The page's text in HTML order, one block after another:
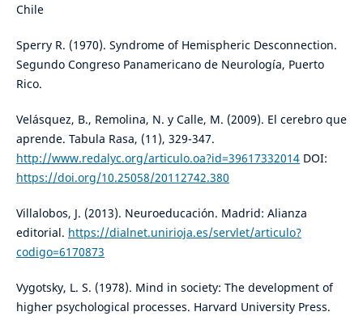
Chile
Sperry R. (1970). Syndrome of Hemispheric Desconnection.
Segundo Congreso Panamericano de Neurología, Puerto
Rico.
Velásquez, B., Remolina, N. y Calle, M. (2009). El cerebro que
aprende. Tabula Rasa, (11), 329-347.
http://www.redalyc.org/articulo.oa?id=39617332014DOI:
https://doi.org/10.25058/20112742.380
Villalobos, J. (2013). Neuroeducación. Madrid: Alianza
editorial. https://dialnet.unirioja.es/servlet/articulo?
codigo=6170873
Vygotsky, L. S. (1978). Mind in society: The development of
higher psychological processes. Harvard University Press.